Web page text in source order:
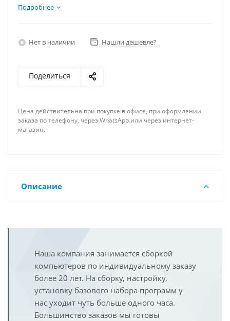
Видеокарта RTX 4060Ti 8Гб, Память DDR4 32Gb,
Подробнее
Нет в наличии Нашли дешевле?
Поделиться
Цена действительна при покупке в офисе, при оформлении
заказа по телефону, через WhatsApp или через интернет-
магазин.
Описание
Наша компания занимается сборкой
компьютеров по индивидуальному заказу
более 20 лет. На сборку, настройку,
установку базового набора программ у
нас уходит чуть больше одного часа.
Большинство заказов мы готовы